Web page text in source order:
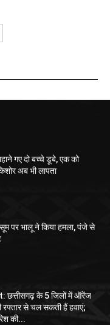
गए दो बच्चे डूबे, एक को
अब भी लापता
पर भालू ने किया हमला, पंजे से
के 5 जिलों में ऑरेंज
से चल सकती हैं हवाएं;
की...